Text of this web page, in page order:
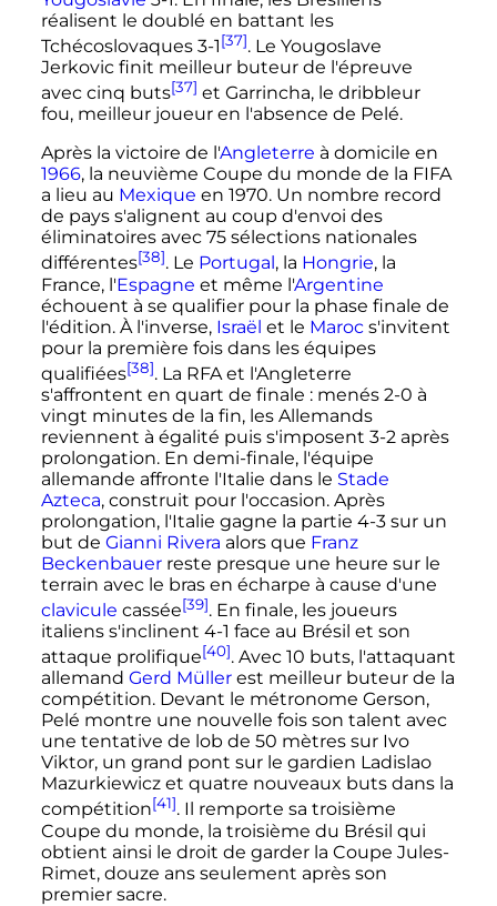
réalisent le doublé en battant les
Tchécoslovaques 3-1[37]. Le Yougoslave
Jerkovic finit meilleur buteur de l'épreuve
avec cinq buts[37] et Garrincha, le dribbleur
fou, meilleur joueur en l'absence de Pelé.
Après la victoire de l'Angleterre à domicile en
1966, la neuvième Coupe du monde de la FIFA
a lieu au Mexique en 1970. Un nombre record
de pays s'alignent au coup d'envoi des
éliminatoires avec 75 sélectionsnationales
différentes[38]. Le Portugal , la Hongrie, la
France, l'Espagne et même l'Argentine
échouent à se qualifier pour la phase finale de
l'édition. À l'inverse, Israël et le Marocs'invitent
pour la première fois dans les équipes
qualifiées[38]. La RFA et l'Angleterre
s'affrontent en quart de finale : menés 2-0 à
vingt minutes de la fin, les Allemands
reviennent à égalité puis s'imposent 3-2 après
prolongation. En demi-finale, l'équipe
allemande affronte l'Italie dans le Stade
Azteca, construit pour l'occasion. Après
prolongation, l'Italie gagne la partie 4-3 sur un
but de Gianni Rivera alors que Franz
Beckenbauerreste presque une heure sur le
terrain avec le bras en écharpe à cause d'une
clavicule cassée[39]. En finale, les joueurs
italiens s'inclinent 4-1 face au Brésil et son
attaque prolifique[40]. Avec 10 buts, l'attaquant
allemand Gerd Müllerest meilleur buteur de la
compétition. Devant le métronome Gerson,
Pelé montre une nouvelle fois son talent avec
une tentative de lob de 50 mètressur Ivo
Viktor, un grand pont sur le gardien Ladislao
Mazurkiewicz et quatre nouveaux buts dans la
compétition[41]. Il remporte sa troisième
Coupe du monde, la troisième du Brésil qui
obtient ainsi le droit de garder la Coupe Jules-
Rimet, douze ans seulement après son
premier sacre.